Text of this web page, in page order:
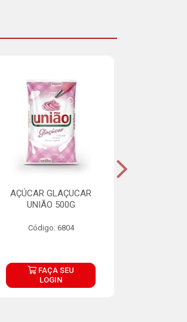
AÇÚCAR GLAÇUCAR
UNIÃO 500G
Código: 6804
FAÇA SEU
LOGIN